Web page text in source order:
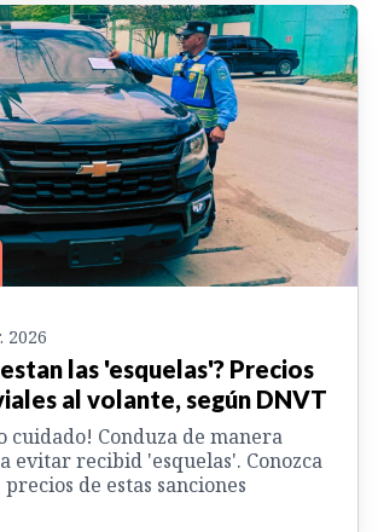
2026
las 'esquelas'? Precios
al volante, según DNVT
cuidado! Conduza de manera
evitar recibid 'esquelas'. Conozca
de estas sanciones